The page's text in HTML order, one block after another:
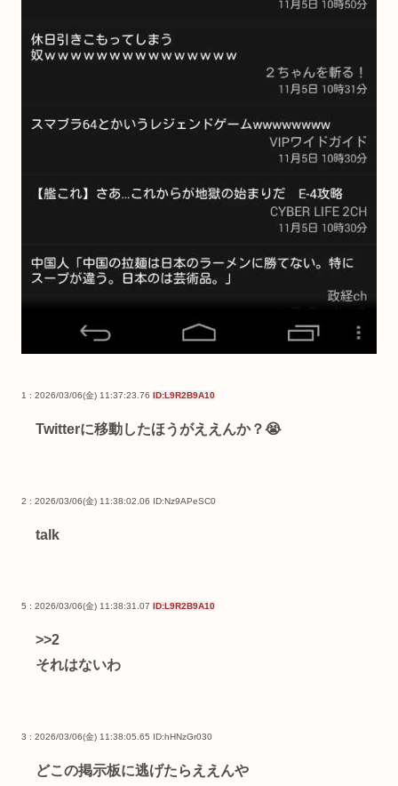
1 : 2026/03/06(金) 11:37:23.76 ID:L9R2B9A10
Twitterに移動したほうがええんか？😭
2 : 2026/03/06(金) 11:38:02.06 ID:Nz9APeSC0
talk
5 : 2026/03/06(金) 11:38:31.07 ID:L9R2B9A10
>>2
それはないわ
3 : 2026/03/06(金) 11:38:05.65 ID:hHNzGr030
どこの掲示板に逃げたらええんや